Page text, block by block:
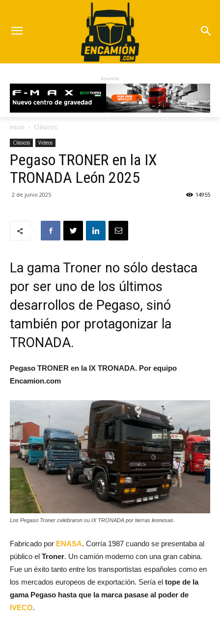
Anuncio
Inicio Clásicos
Clásicos Videos
Pegaso TRONER en la IX
TRONADA León 2025
2 de junio 2025 14955
La gama Troner no sólo destaca
por ser uno de los últimos
desarrollos de Pegaso, sinó
también por protagonizar la
TRONADA.
Pegaso TRONER en la IX TRONADA. Por equipo
Encamion.com
Los Pegaso Troner celebraron su IX TRONADA por tierras leonesas.
Fabricado por ENASA. Corría 1987 cuando se presentaba al
público el Troner. Un camión moderno con una gran cabina.
Fue un éxito tanto entre los transportistas españoles como en
los mercados europeos de exportación. Sería el tope de la
gama Pegaso hasta que la marca pasase al poder de
IVECO.